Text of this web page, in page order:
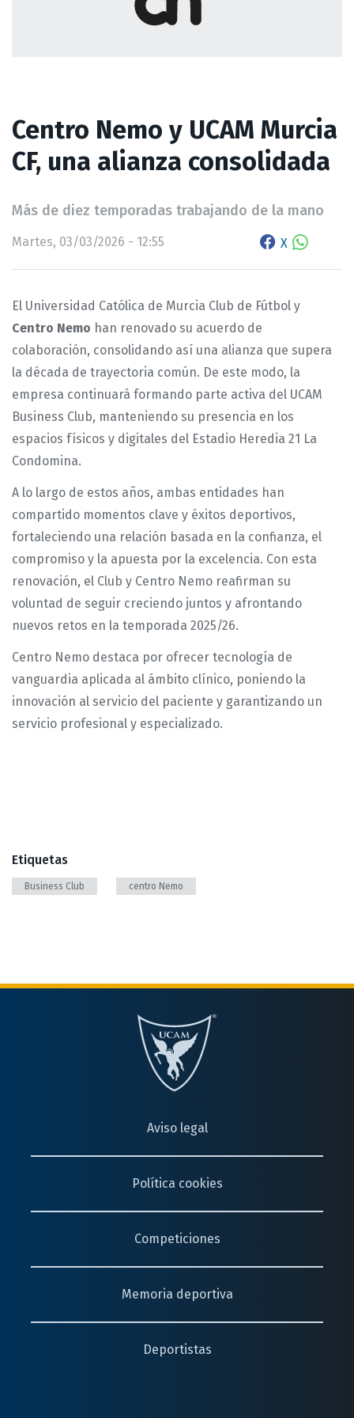
Centro Nemo y UCAM Murcia
CF, una alianza consolidada
Más de diez temporadas trabajando de la mano
Martes, 03/03/2026 - 12:55 X
El Universidad Católica de Murcia Club de Fútbol y
Centro Nemo han renovado su acuerdo de
colaboración, consolidando así una alianza que supera
la década de trayectoria común. De este modo, la
empresa continuará formando parte activa del UCAM
Business Club, manteniendo su presencia en los
espacios físicos y digitales del Estadio Heredia 21 La
Condomina.
A lo largo de estos años, ambas entidades han
compartido momentos clave y éxitos deportivos,
fortaleciendo una relación basada en la confianza, el
compromiso y la apuesta por la excelencia. Con esta
renovación, el Club y Centro Nemo reafirman su
voluntad de seguir creciendo juntos y afrontando
nuevos retos en la temporada 2025/26.
Centro Nemo destaca por ofrecer tecnología de
vanguardia aplicada al ámbito clínico, poniendo la
innovación al servicio del paciente y garantizando un
servicio profesional y especializado.
Etiquetas
Business Club centro Nemo
Aviso legal
Política cookies
Competiciones
Memoria deportiva
Deportistas